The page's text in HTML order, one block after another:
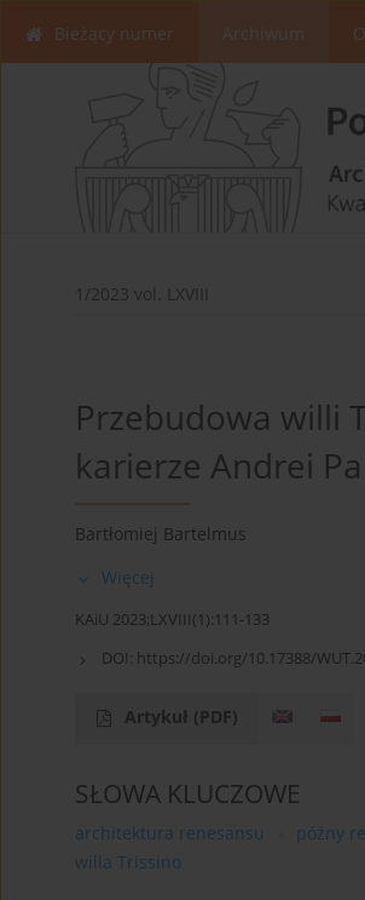
Bieżący numer Archiwum
1/2023 vol. LXVIII
Przebudowa willi
karierze Andrei
Bartłomiej Bartelmus
Więcej
KAiU 2023;LXVIII(1):111-133
DOI: https://doi.org/10.17388/
Artykuł (PDF)
SŁOWA KLUCZOWE
architektura renesansu późny
willa Trissino